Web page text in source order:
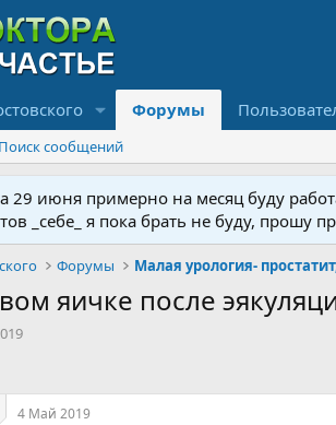
Форумы
Поиск сообщений
29 июня примерно на месяц буду
_себе_ я пока брать не буду, прошу
Форумы
яичке после
4 Май 2019